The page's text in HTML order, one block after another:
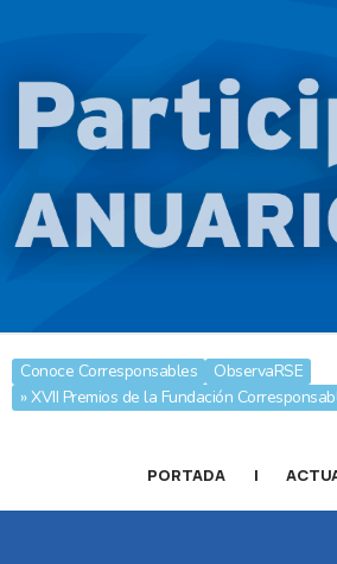
Conoce Corresponsables
ObservaRSE
» XVII Premios de la Fundación
PORTADA |